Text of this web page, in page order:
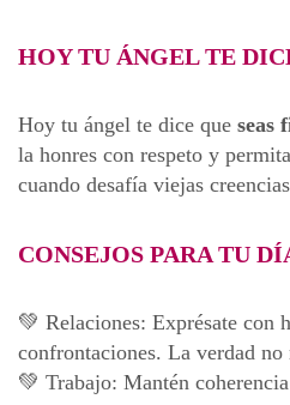
HOY TU ÁNGEL TE
Hoy tu ángel te dice que seas
la honres con respeto y
cuando desafía viejas
CONSEJOS PARA TU
💚 Relaciones: Exprésate con
confrontaciones. La verdad no
💚 Trabajo: Mantén